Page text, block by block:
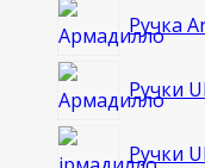
Ручка
Ручки
Ручки